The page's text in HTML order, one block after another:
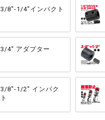
3/8"-1/4"インパクト
3/4" アダプター
3/8"-1/2" インパク
ト